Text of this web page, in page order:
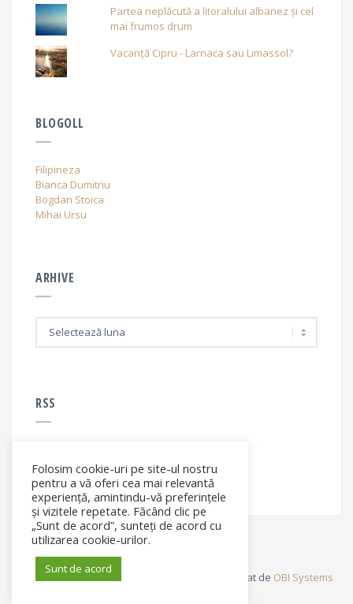
Partea neplăcută a litoralului albanez și cel
mai frumos drum
Vacanță Cipru - Larnaca sau Limassol?
BLOGOLL
Filipineza
Bianca Dumitriu
Bogdan Stoica
Mihai Ursu
ARHIVE
RSS
RSS - articole
© Elena Filip. All rights reserved ® - Site dezvoltat de OBI Systems
Folosim cookie-uri pe site-ul nostru
pentru a vă oferi cea mai relevantă
experiență, amintindu-vă preferințele
și vizitele repetate. Făcând clic pe
„Sunt de acord”, sunteți de acord cu
utilizarea cookie-urilor.
Sunt de acord